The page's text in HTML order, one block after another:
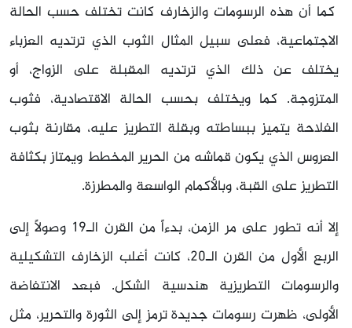
كما أن هذه الرسومات والزخارف كانت تختلف حسب الحالة
الاجتماعية، فعلى سبيل المثال الثوب الذي ترتديه العزباء
يختلف عن ذلك الذي ترتديه المقبلة على الزواج، أو
المتزوجة. كما ويختلف بحسب الحالة الاقتصادية، فثوب
الفلاحة يتميز ببساطته وبقلة التطريز عليه، مقارنة بثوب
العروس الذي يكون قماشه من الحرير المخطط ويمتاز بكثافة
التطريز على القبة، وبالأكمام الواسعة والمطرزة.
إلا أنه تطور على مر الزمن، بدءاً من القرن الـ19 وصولاً إلى
الربع الأول من القرن الـ20، كانت أغلب الزخارف التشكيلية
والرسومات التطريزية هندسية الشكل. فبعد الانتفاضة
الأولى، ظهرت رسومات جديدة ترمز إلى الثورة والتحرير، مثل